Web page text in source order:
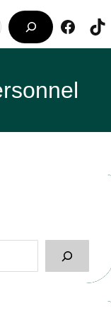
Facebook TikTok